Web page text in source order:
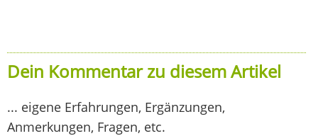
Dein Kommentar zu diesem Artikel
... eigene Erfahrungen, Ergänzungen,
Anmerkungen, Fragen, etc.